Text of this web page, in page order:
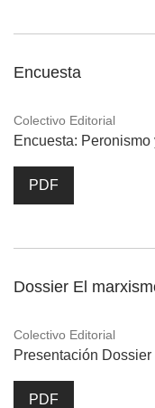
Encuesta
Colectivo Editorial
Encuesta:
PDF
Dossier El
Colectivo Editorial
Presentación
PDF